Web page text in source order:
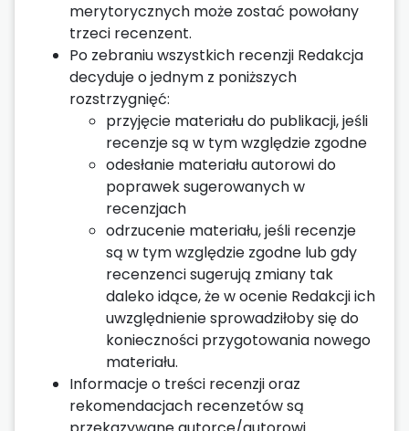
merytorycznych może zostać powołany
trzeci recenzent.
Po zebraniu wszystkich recenzji Redakcja
decyduje o jednym z poniższych
rozstrzygnięć:
przyjęcie materiału do publikacji, jeśli
recenzje są w tym względzie zgodne
odesłanie materiału autorowi do
poprawek sugerowanych w
recenzjach
odrzucenie materiału, jeśli recenzje
są w tym względzie zgodne lub gdy
recenzenci sugerują zmiany tak
daleko idące, że w ocenie Redakcji ich
uwzględnienie sprowadziłoby się do
konieczności przygotowania nowego
materiału.
Informacje o treści recenzji oraz
rekomendacjach recenzetów są